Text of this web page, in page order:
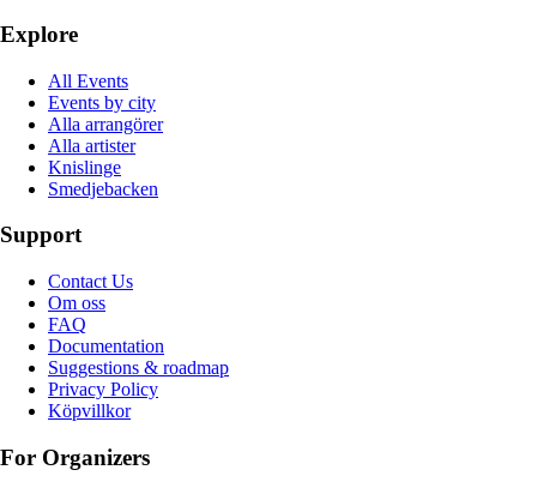
Explore
All Events
Events by city
Alla arrangörer
Alla artister
Knislinge
Smedjebacken
Support
Contact Us
Om oss
FAQ
Documentation
Suggestions & roadmap
Privacy Policy
Köpvillkor
For Organizers